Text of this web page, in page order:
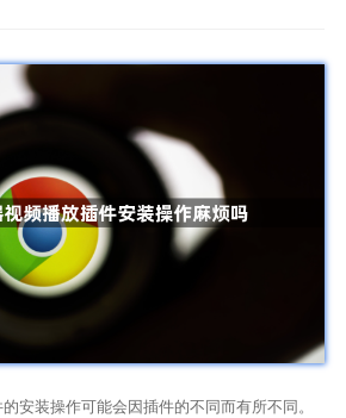
安装操作可能会因插件的不同而有所不同。